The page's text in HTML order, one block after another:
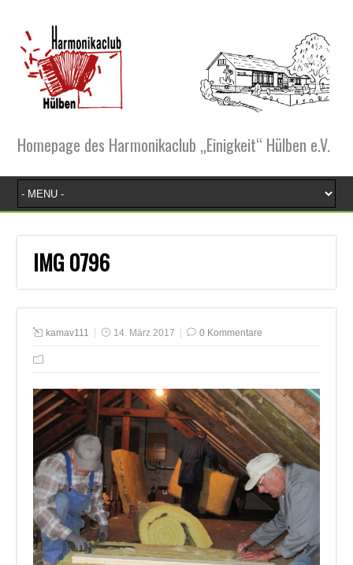
Homepage des Harmonikaclub „Einigkeit“ Hülben e.V.
IMG 0796
kamav111 14. März 2017 0 Kommentare